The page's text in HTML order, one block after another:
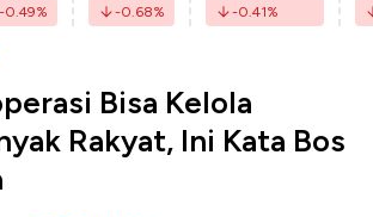
-0.49% -0.68% -0.41%
Bisa Kelola
Rakyat, Ini Kata Bos